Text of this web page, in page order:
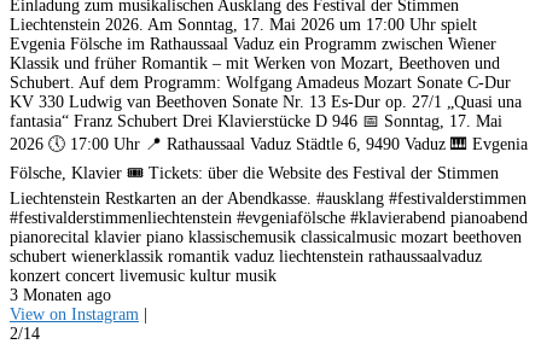
Einladung zum musikalischen Ausklang des Festival der Stimmen
Liechtenstein 2026. Am Sonntag, 17. Mai 2026 um 17:00 Uhr spielt
Evgenia Fölsche im Rathaussaal Vaduz ein Programm zwischen Wiener
Klassik und früher Romantik – mit Werken von Mozart, Beethoven und
Schubert. Auf dem Programm: Wolfgang Amadeus Mozart Sonate C-Dur
KV 330 Ludwig van Beethoven Sonate Nr. 13 Es-Dur op. 27/1 „Quasi una
fantasia“ Franz Schubert Drei Klavierstücke D 946 📅 Sonntag, 17. Mai
2026 🕔 17:00 Uhr 📍 Rathaussaal Vaduz Städtle 6, 9490 Vaduz 🎹 Evgenia
Fölsche, Klavier 🎟️ Tickets: über die Website des Festival der Stimmen
Liechtenstein Restkarten an der Abendkasse. #ausklang #festivalderstimmen
#festivalderstimmenliechtenstein #evgeniafölsche #klavierabend pianoabend
pianorecital klavier piano klassischemusik classicalmusic mozart beethoven
schubert wienerklassik romantik vaduz liechtenstein rathaussaalvaduz
konzert concert livemusic kultur musik
3 Monaten ago
View on Instagram
2/14